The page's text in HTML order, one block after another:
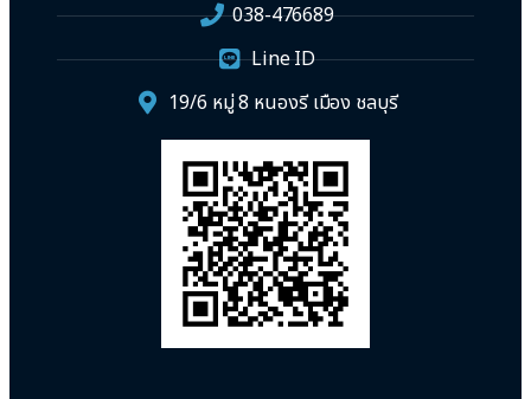
038-476689
Line ID
19/6 หมู่ 8 หนองรี เมือง ชลบุรี